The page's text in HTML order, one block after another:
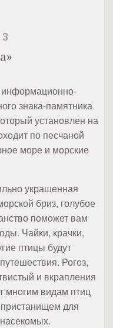
информационно-
знака-памятника
установлен на
по песчаной
море и морские
украшенная
бриз, голубое
поможет вам
Чайки, крачки,
птицы будут
Рогоз,
и вкрапления
многим видам птиц
пристанищем для